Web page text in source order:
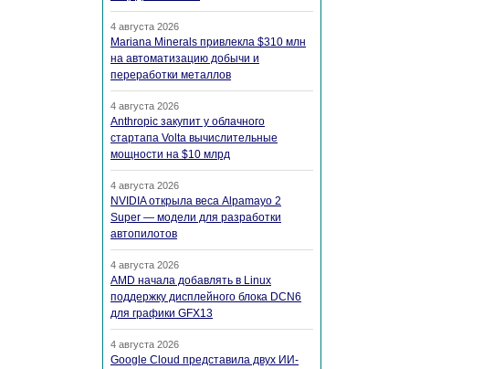
4 августа 2026
Mariana Minerals привлекла $310 млн
на автоматизацию добычи и
переработки металлов
4 августа 2026
Anthropic закупит у облачного
стартапа Volta вычислительные
мощности на $10 млрд
4 августа 2026
NVIDIA открыла веса Alpamayo 2
Super — модели для разработки
автопилотов
4 августа 2026
AMD начала добавлять в Linux
поддержку дисплейного блока DCN6
для графики GFX13
4 августа 2026
Google Cloud представила двух ИИ-